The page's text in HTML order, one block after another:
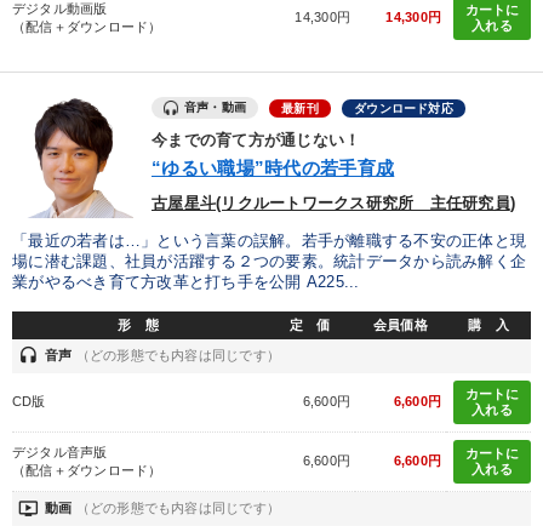
全国経営者セミナー収録物以外の経営教材（全762タイトル）からお探
しいただけます
営業・社員研修
2025年夏季全国経営者セミナー収録講演ＣＤ・講演ＤＶＤ・デジ
タル版（音声／動画ストリーミング・ダウンロード）
最新トレンドと時代の潮流を押さえる
会社のパフォーマンスを高める講話 井上和弘の財務力UP
全国経営者セミナー収録〈売れ筋・人気ランキング〉＆新刊・好
評講話
企業戦略に学ぶ マーケティング
経営リーダーの考え方と戦略を学ぶ
デジタル動画版
（配信＋ダウンロード）
14,300円 14,300円
カートに
入れる
音声・動画 最新刊 ダウンロード対応
今までの育て方が通じない！
“ゆるい職場”時代の若手育成
古屋星斗(リクルートワークス研究所 主任研究員)
「最近の若者は…」という言葉の誤解。若手が離職する不安の正体と現
場に潜む課題、社員が活躍する２つの要素。統計データから読み解く企
業がやるべき育て方改革と打ち手を公開 A225...
形 態 定 価 会員価格 購 入
headset 音声 （どの形態でも内容は同じです）
CD版 6,600円 6,600円
カートに
入れる
デジタル音声版
（配信＋ダウンロード）
6,600円 6,600円
カートに
入れる
ondemand_video 動画 （どの形態でも内容は同じです）